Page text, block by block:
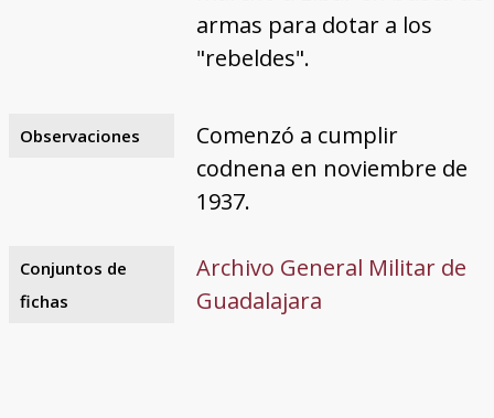
armas para dotar a los
"rebeldes".
Observaciones
Comenzó a cumplir
codnena en noviembre de
1937.
Conjuntos de
fichas
Archivo General Militar de
Guadalajara